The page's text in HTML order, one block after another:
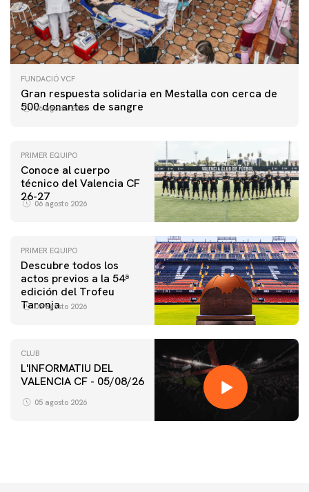
FUNDACIÓ VCF
Gran respuesta solidaria en Mestalla con cerca de
500 donantes de sangre
06 agosto 2026
PRIMER EQUIPO
Conoce al cuerpo
técnico del Valencia CF
26-27
06 agosto 2026
PRIMER EQUIPO
Descubre todos los
actos previos a la 54ª
edición del Trofeu
Taronja
06 agosto 2026
CLUB
L'INFORMATIU DEL
VALENCIA CF - 05/08/26
05 agosto 2026